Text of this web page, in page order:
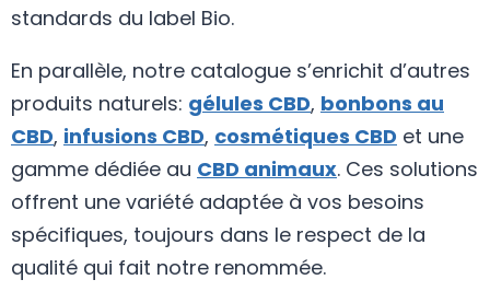
standards du label Bio.
En parallèle, notre catalogue s’enrichit d’autres
produits naturels: gélules CBD, bonbons au
CBD, infusions CBD, cosmétiques CBD et une
gamme dédiée au CBD animaux. Ces solutions
offrent une variété adaptée à vos besoins
spécifiques, toujours dans le respect de la
qualité qui fait notre renommée.